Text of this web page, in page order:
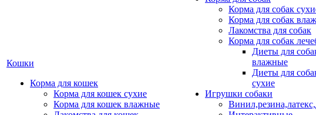
Кошки
Корма для кошек
Корма для кошек сухие
Корма для кошек влажные
Корма для собак
Корма для собак
Лакомства для собак
Корма для собак
Диеты для
влажные
Диеты для
сухие
Игрушки собаки